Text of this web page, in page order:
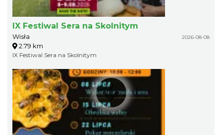
IX Festiwal Sera na Skolnitym
Wisła 2026-08-08
2.79 km
IX Festiwal Sera na Skolnitym